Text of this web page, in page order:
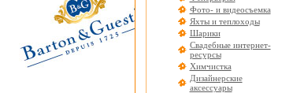
Фото- и видеосъемка
Яхты и теплоходы
Шарики
Свадебные интернет-
ресурсы
Химчистка
Дизайнерские
аксессуары